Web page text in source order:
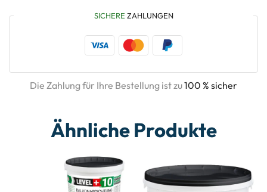
SICHERE ZAHLUNGEN
Die Zahlung für Ihre Bestellung ist zu100 % sicher
Ähnliche Produkte